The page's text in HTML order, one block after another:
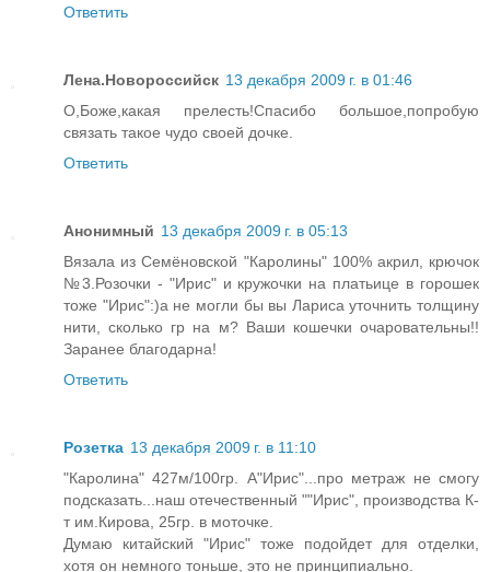
Ответить
Лена.Новороссийск 13 декабря 2009 г. в 01:46
О,Боже,какая прелесть!Спасибо большое,попробую
связать такое чудо своей дочке.
Ответить
Анонимный 13 декабря 2009 г. в 05:13
Вязала из Семёновской "Каролины" 100% акрил, крючок
№3.Розочки - "Ирис" и кружочки на платьице в горошек
тоже "Ирис":)а не могли бы вы Лариса уточнить толщину
нити, сколько гр на м? Ваши кошечки очаровательны!!
Заранее благодарна!
Ответить
Розетка 13 декабря 2009 г. в 11:10
"Каролина" 427м/100гр. А"Ирис"...про метраж не смогу
подсказать...наш отечественный ""Ирис", производства К-
т им.Кирова, 25гр. в моточке.
Думаю китайский "Ирис" тоже подойдет для отделки,
хотя он немного тоньше, это не принципиально.